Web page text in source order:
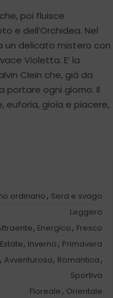
poi fluisce
e dell’Orchidea. Nel
un delicato mistero con
Violetta. E’ la
Clein che, già da
portare ogni giorno. Il
euforia, gioia e piacere,
ordinario, Sera e svago
Leggero
, Energico, Fresco
Estate, Inverno, Primavera
, Avventurosa, Romantica,
Sportiva
Floreale, Orientale